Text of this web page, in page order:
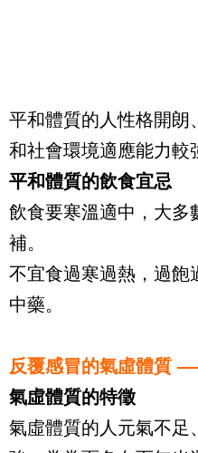
平和體質的人性格開朗
和社會環境適應能力較
平和體質的飲食宜忌
飲食要寒溫適中，大多
補。
不宜食過寒過熱，過飽
中藥。
反覆感冒的氣虛體質
氣虛體質的特徵
氣虛體質的人元氣不足